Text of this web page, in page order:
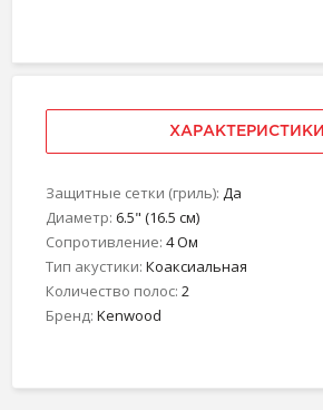
ХАРАКТЕРИСТИКИ
Защитные сетки (гриль): Да
Диаметр: 6.5" (16.5 см)
Сопротивление: 4 Ом
Тип акустики: Коаксиальная
Количество полос: 2
Бренд: Kenwood